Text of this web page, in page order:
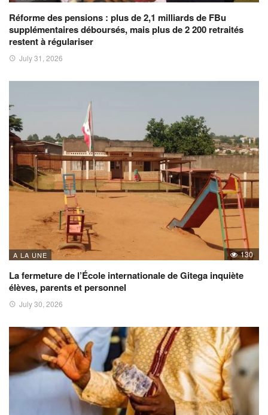
Réforme des pensions : plus de 2,1 milliards de FBu
supplémentaires déboursés, mais plus de 2 200 retraités
restent à régulariser
July 31, 2026
A LA UNE 130
La fermeture de l’École internationale de Gitega inquiète
élèves, parents et personnel
July 30, 2026